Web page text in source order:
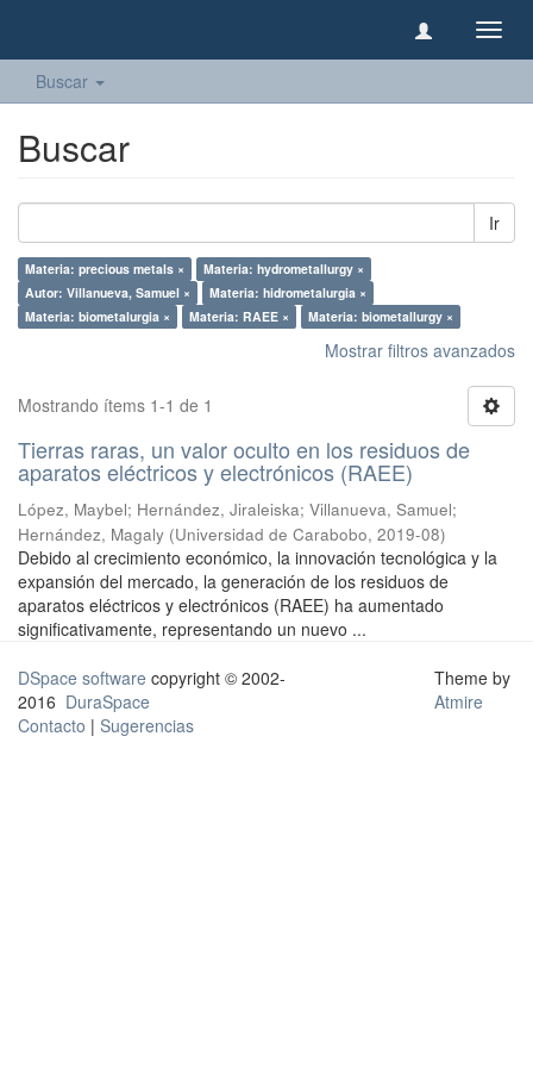
Buscar
Buscar
Ir
Materia: precious metals ×
Materia: hydrometallurgy ×
Autor: Villanueva, Samuel ×
Materia: hidrometalurgia ×
Materia: biometalurgia ×
Materia: RAEE × Materia: biometallurgy ×
Mostrar filtros avanzados
Mostrando ítems 1-1 de 1
Tierras raras, un valor oculto en los residuos de
aparatos eléctricos y electrónicos (RAEE)
López, Maybel; Hernández, Jiraleiska; Villanueva, Samuel;
Hernández, Magaly (Universidad de Carabobo, 2019-08)
Debido al crecimiento económico, la innovación tecnológica y la
expansión del mercado, la generación de los residuos de
aparatos eléctricos y electrónicos (RAEE) ha aumentado
significativamente, representando un nuevo ...
DSpace software copyright © 2002-
2016 DuraSpace
Contacto | Sugerencias
Theme by
Atmire